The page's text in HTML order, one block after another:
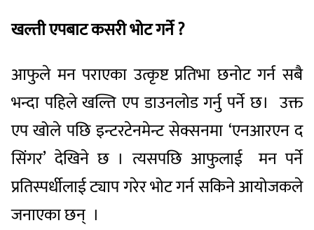
खल्ती एपबाट कसरी भोट गर्ने ?
आफुले मन पराएका उत्कृष्ट प्रतिभा छनोट गर्न सबै
भन्दा पहिले खल्ति एप डाउनलोड गर्नु पर्ने छ। उक्त
एप खोले पछि इन्टरटेनमेन्ट सेक्सनमा ‘एनआरएन द
सिंगर’ देखिने छ । त्यसपछि आफुलाई मन पर्ने
प्रतिस्पर्धीलाई ट्याप गरेर भोट गर्न सकिने आयोजकले
जनाएका छन् ।